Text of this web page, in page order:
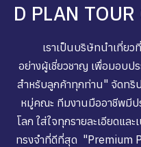
D PLAN TOUR
เราเป็นบริษัทนำเที่ยวที่
อย่างผู้เชี่ยวชาญ เพื่อมอบป
สำหรับลูกค้าทุกท่าน" จัดทริ
หมู่คณะ ทีมงานมืออาชีพมีป
โลก ใส่ใจทุกรายละเอียดแ
ทรงจำที่ดีที่สุด "Premium